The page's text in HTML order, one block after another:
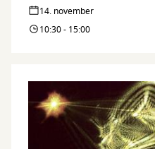
14. november
10:30 - 15:00